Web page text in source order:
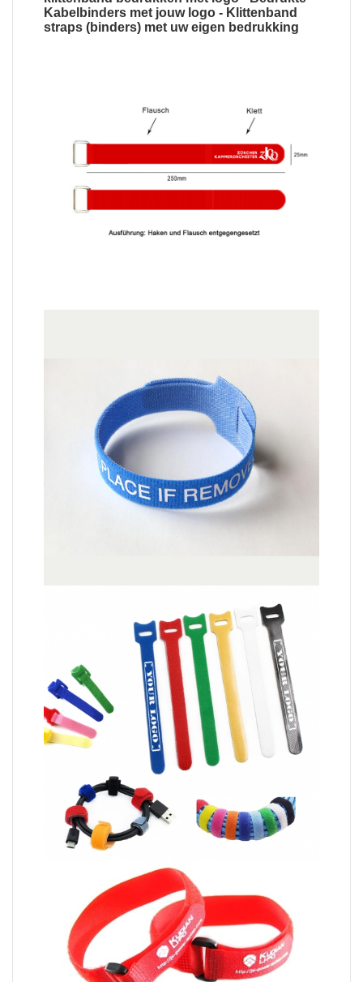
Kabelbinders met jouw logo - Klittenband
straps (binders) met uw eigen bedrukking